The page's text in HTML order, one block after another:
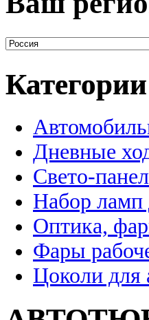
Категории
Дневные
Свето-
Набор ламп
Оптика,
Фары
Цоколи для